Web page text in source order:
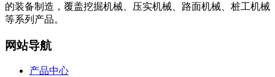
的装备制造，覆盖挖掘机械、压实机械、路面机械、桩工机械
等系列产品。
网站导航
产品中心